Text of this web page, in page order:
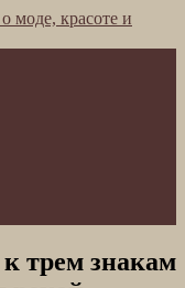
моде, красоте и
трем знакам